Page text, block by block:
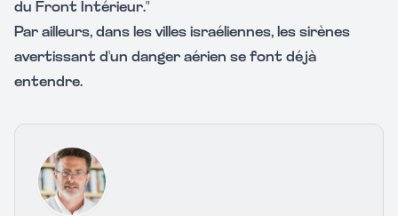
du Front Intérieur."
Par ailleurs, dans les villes israéliennes, les sirènes
avertissant d'un danger aérien se font déjà
entendre.